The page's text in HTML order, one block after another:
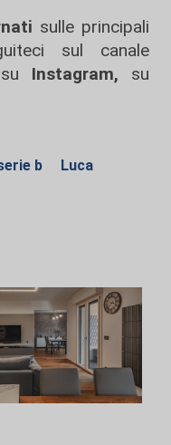
sulle principali
sul canale
Instagram, su
b
Luca